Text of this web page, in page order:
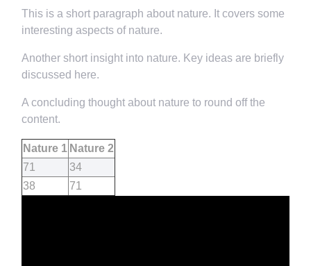
This is a short paragraph about nature. It covers some
interesting aspects of nature.
Another short insight into nature. Key ideas are briefly
discussed here.
A concluding thought about nature to round off the
content.
Nature 1 Nature 2
71
34
38
71